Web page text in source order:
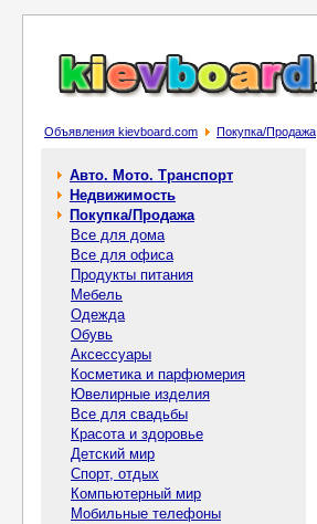
Объявления kievboard.com Покупка/Продажа
Авто. Мото. Транспорт
Недвижимость
Покупка/Продажа
Все для дома
Все для офиса
Продукты питания
Мебель
Одежда
Обувь
Аксессуары
Косметика и парфюмерия
Ювелирные изделия
Все для свадьбы
Красота и здоровье
Детский мир
Спорт, отдых
Компьютерный мир
Мобильные телефоны